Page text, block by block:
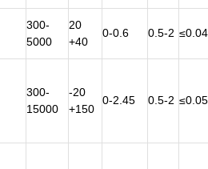
300-
5000
20
+40
0-0.6 0.5-2 ≤0.04
300-
15000
-20
+150
0-2.45 0.5-2 ≤0.05